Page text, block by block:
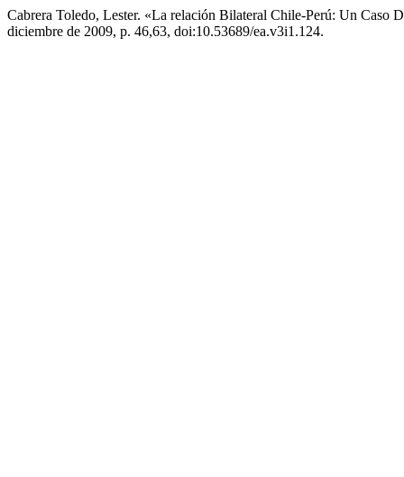
Cabrera Toledo, Lester. «La relación Bilateral Chile-Perú: Un Caso
diciembre de 2009, p. 46,63, doi:10.53689/ea.v3i1.124.